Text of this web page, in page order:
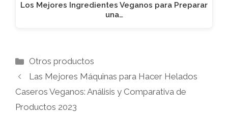
Los Mejores Ingredientes Veganos para Preparar
una…
Categorías
Otros productos
Las Mejores Máquinas para Hacer Helados
Caseros Veganos: Análisis y Comparativa de
Productos 2023